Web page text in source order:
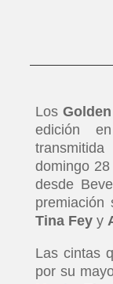
Los
edición
domingo
desde
premiación
Tina Fey y
Las cintas
por su